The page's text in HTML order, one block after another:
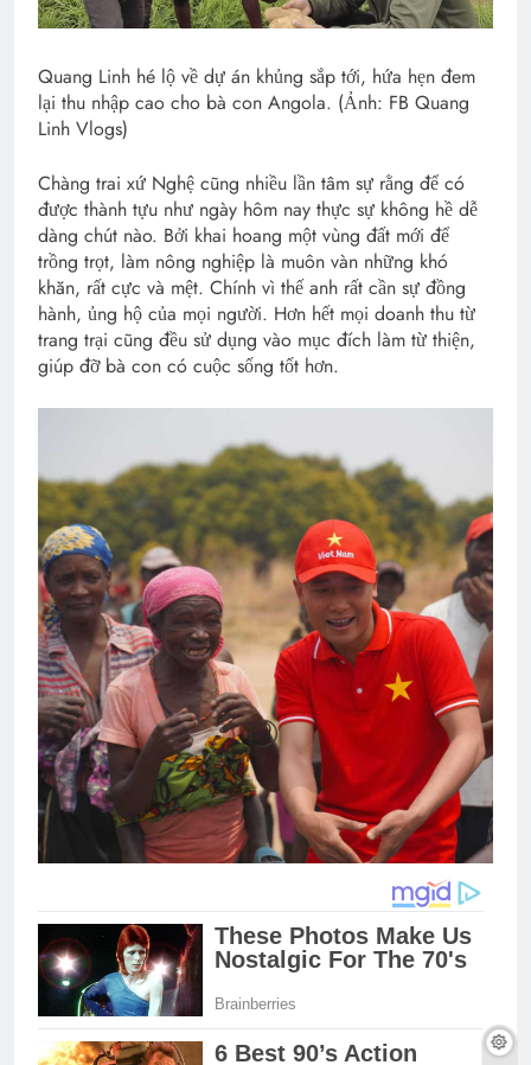
Quang Linh hé lộ về dự án khủng sắp tới, hứa hẹn đem
lại thu nhập cao cho bà con Angola. (Ảnh: FB Quang
Linh Vlogs)
Chàng trai xứ Nghệ cũng nhiều lần tâm sự rằng để có
được thành tựu như ngày hôm nay thực sự không hề dễ
dàng chút nào. Bởi khai hoang một vùng đất mới để
trồng trọt, làm nông nghiệp là muôn vàn những khó
khăn, rất cực và mệt. Chính vì thế anh rất cần sự đồng
hành, ủng hộ của mọi người. Hơn hết mọi doanh thu từ
trang trại cũng đều sử dụng vào mục đích làm từ thiện,
giúp đỡ bà con có cuộc sống tốt hơn.